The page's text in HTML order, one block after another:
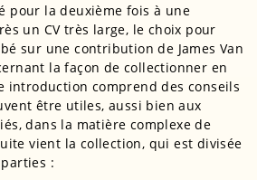
pour la deuxième fois à une
un CV très large, le choix pour
sur une contribution de James Van
la façon de collectionner en
introduction comprend des conseils
être utiles, aussi bien aux
dans la matière complexe de
vient la collection, qui est divisée
: